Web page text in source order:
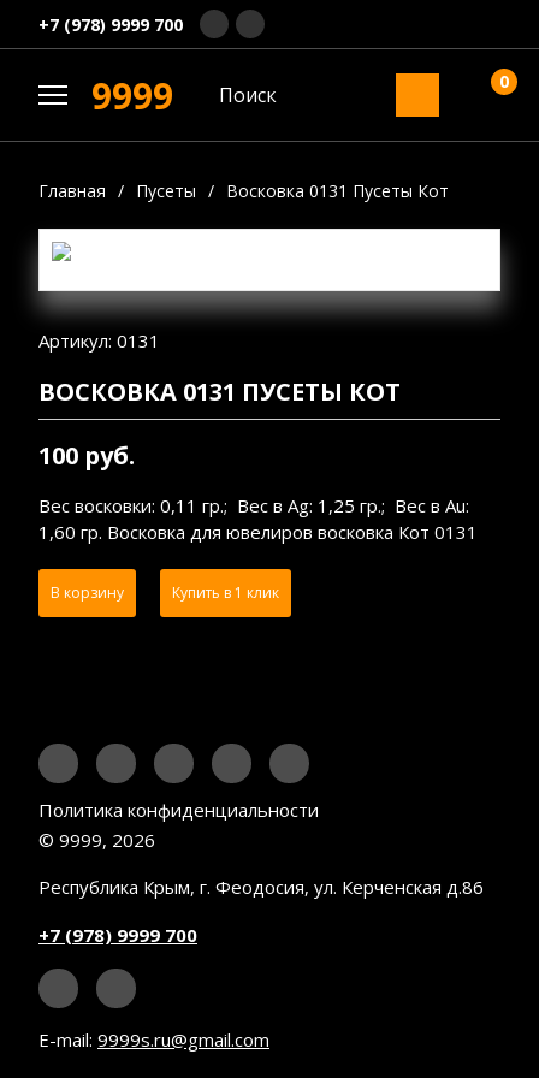
+7 (978) 9999 700
9999 0
Главная / Пусеты / Восковка 0131 Пусеты Кот
Артикул: 0131
ВОСКОВКА 0131 ПУСЕТЫ КОТ
100 руб.
Вес восковки: 0,11 гр.; Вес в Ag: 1,25 гр.; Вес в Au:
1,60 гр. Восковка для ювелиров восковка Кот 0131
В корзину Купить в 1 клик
Политика конфиденциальности
© 9999, 2026
Республика Крым, г. Феодосия, ул. Керченская д.86
+7 (978) 9999 700
E-mail: 9999s.ru@gmail.com